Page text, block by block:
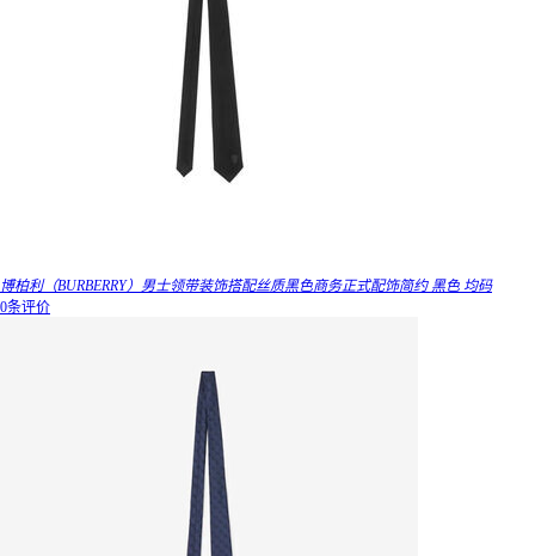
博柏利（BURBERRY）男士领带装饰搭配丝质黑色商务正式配饰简约 黑色 均码
0条评价